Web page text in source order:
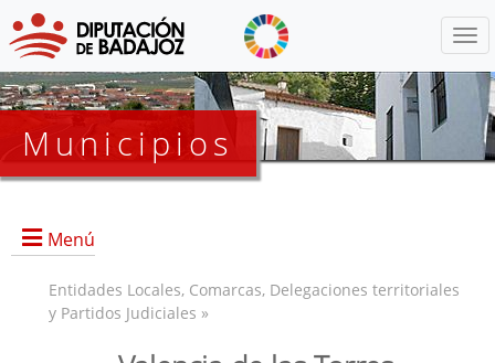
Municipios
Menú
Entidades Locales, Comarcas, Delegaciones territoriales
y Partidos Judiciales »